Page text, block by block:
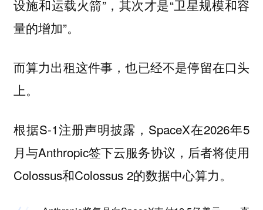
设施和运载火箭”，其次才是“卫星规模和容
量的增加”。
而算力出租这件事，也已经不是停留在口头
上。
根据S-1注册声明披露，SpaceX在2026年5
月与Anthropic签下云服务协议，后者将使用
Colossus和Colossus 2的数据中心算力。